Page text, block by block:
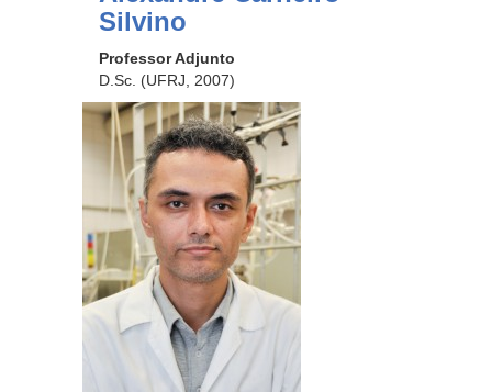
Silvino
Professor Adjunto
D.Sc. (UFRJ, 2007)